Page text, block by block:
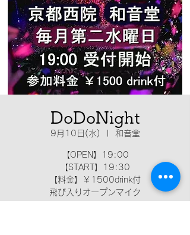
DoDoNight
9月10日(水) 和音堂
【OPEN】19:00
【START】19:30
【料金】￥1500drink付
飛び入りオープンマイク